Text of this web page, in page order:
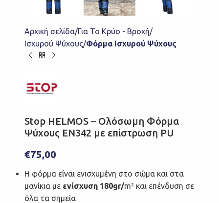
Αρχική σελίδα Για Το Κρύο - Βροχή
Ισχυρού Ψύχους Φόρμα Ισχυρού Ψύχους
Stop HELMOS – Ολόσωμη Φόρμα
Ψύχους EN342 με επίστρωση PU
€75,00
Η φόρμα είναι ενισχυμένη στο σώμα και στα
μανίκια με ενίσχυση 180gr/m² και επένδυση σε
όλα τα σημεία